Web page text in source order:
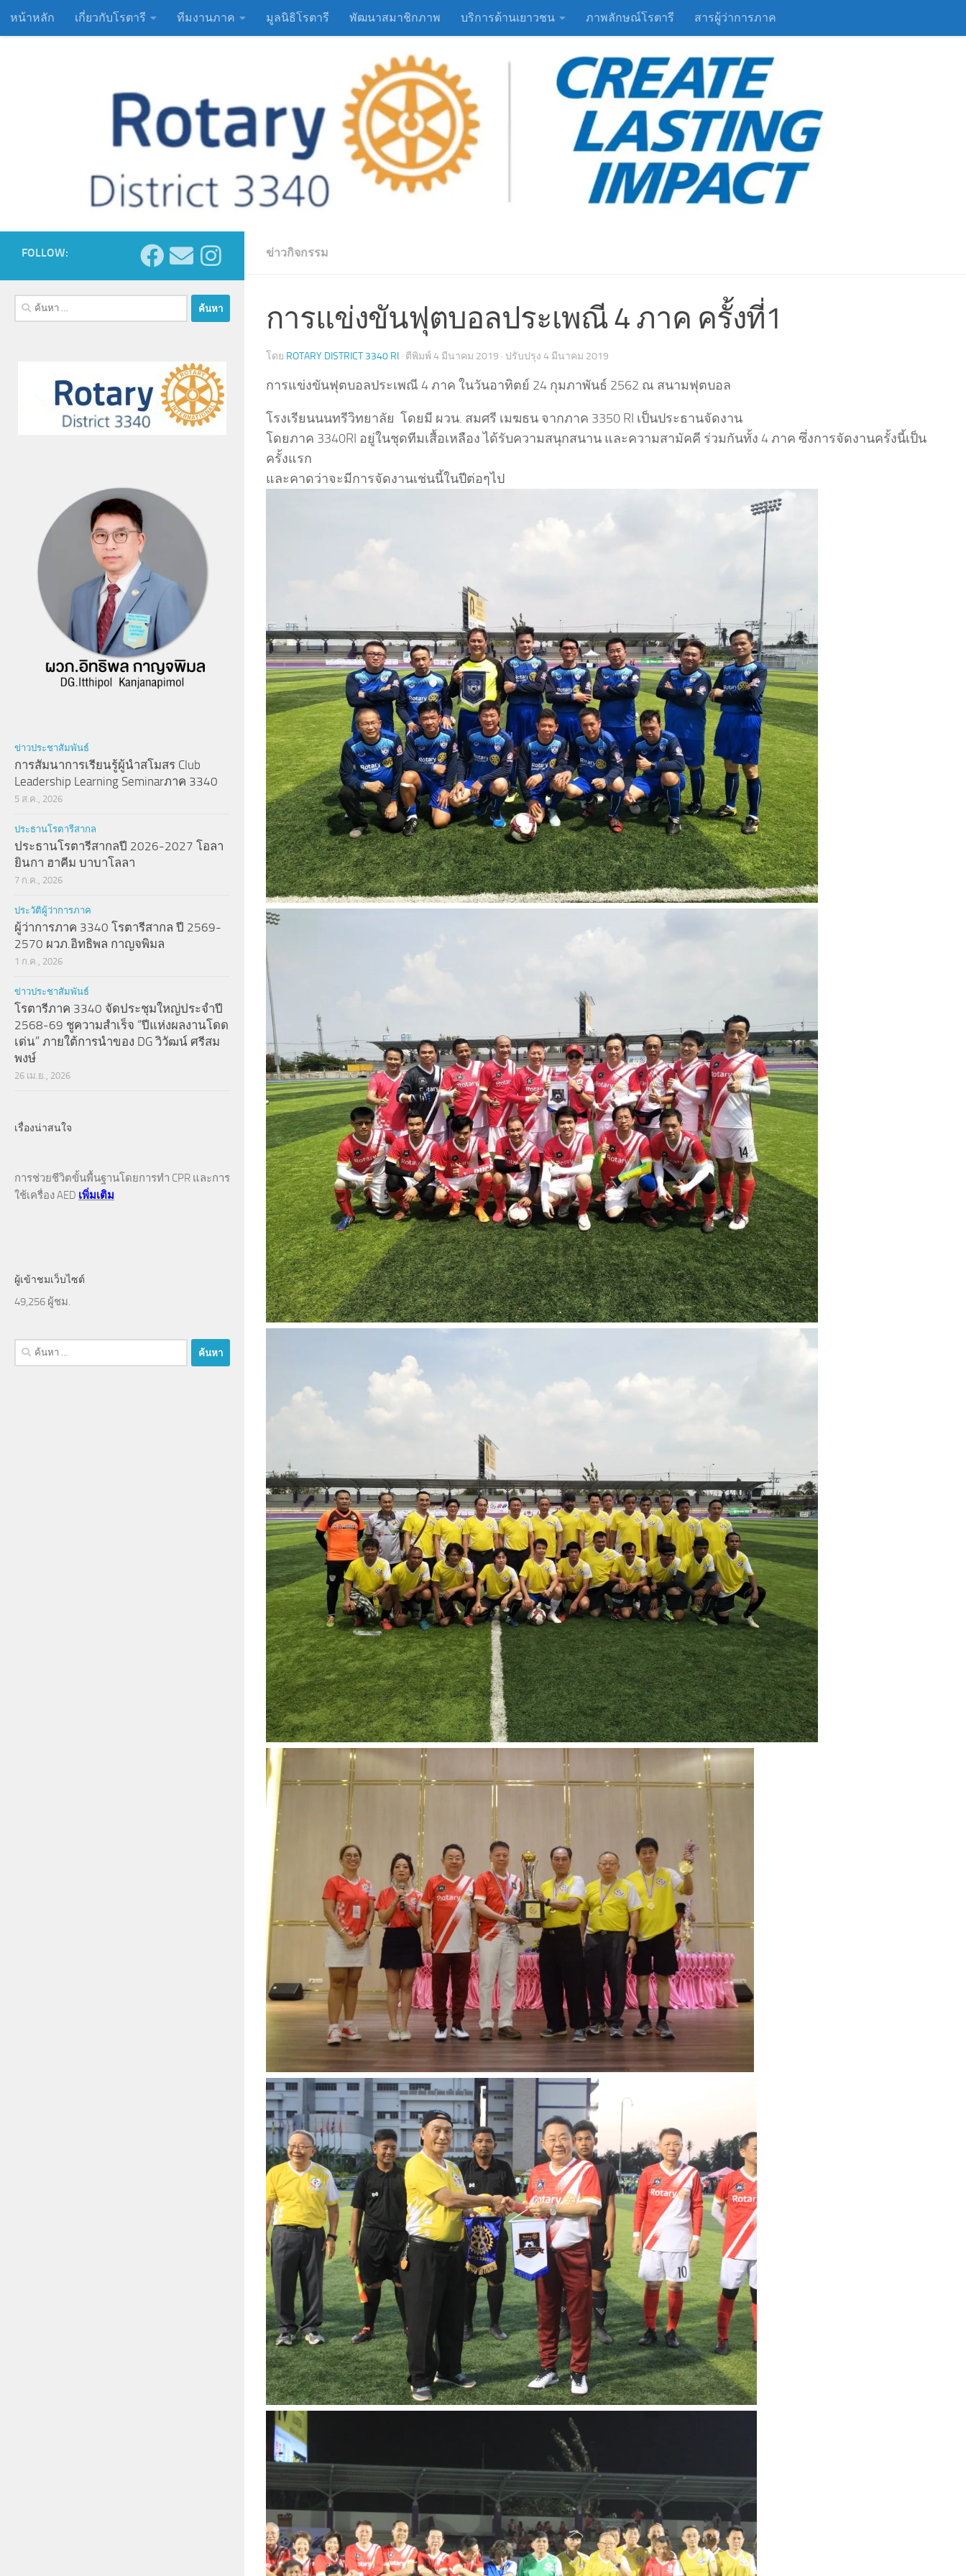
Skip to content
หน้าหลัก เกี่ยวกับโรตารี ทีมงานภาค มูลนิธิโรตารี พัฒนาสมาชิกภาพ บริการด้านเยาวชน ภาพลักษณ์โรตารี สารผู้ว่าการภาค
ข่าวกิจกรรม
การแข่งขันฟุตบอลประเพณี 4 ภาค ครั้งที่1
โดย ROTARY DISTRICT 3340 RI · ตีพิมพ์ 4 มีนาคม 2019 · ปรับปรุง 4 มีนาคม 2019
การแข่งขันฟุตบอลประเพณี 4 ภาค ในวันอาทิตย์ 24 กุมภาพันธ์ 2562 ณ สนามฟุตบอล
โรงเรียนนนทรีวิทยาลัย โดยมี ผวน. สมศรี เมฆธน จากภาค 3350 RI เป็นประธานจัดงาน
โดยภาค 3340RI อยู่ในชุดทีมเสื้อเหลือง ได้รับความสนุกสนาน และความสามัคคี ร่วมกันทั้ง 4 ภาค ซึ่งการจัดงานครั้งนี้เป็น
ครั้งแรก
และคาดว่าจะมีการจัดงานเช่นนี้ในปีต่อๆไป
FOLLOW:
ค้นหา
สำหรับ:
ข่าวประชาสัมพันธ์
การสัมนาการเรียนรู้ผู้นำสโมสร Club
Leadership Learning Seminarภาค 3340
5 ส.ค., 2026
ประธานโรตารีสากล
ประธานโรตารีสากลปี 2026-2027 โอลา
ยินกา ฮาคีม บาบาโลลา
7 ก.ค., 2026
ประวัติผู้ว่าการภาค
ผู้ว่าการภาค 3340 โรตารีสากล ปี 2569-
2570 ผวภ.อิทธิพล กาญจพิมล
1 ก.ค., 2026
ข่าวประชาสัมพันธ์
โรตารีภาค 3340 จัดประชุมใหญ่ประจำปี
2568-69 ชูความสำเร็จ “ปีแห่งผลงานโดด
เด่น” ภายใต้การนำของ DG วิวัฒน์ ศรีสม
พงษ์
26 เม.ย., 2026
เรื่องน่าสนใจ
การช่วยชีวิตขั้นพื้นฐานโดยการทำ CPR และการ
ใช้เครื่อง AED เพิ่มเติม
ผู้เข้าชมเว็บไซต์
49,256 ผู้ชม.
ค้นหา
สำหรับ: